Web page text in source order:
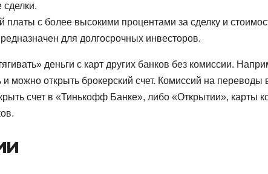
сделки.
с более высокими процентами за сделку и
для долгосрочных инвесторов.
деньги с карт других банков без комиссии.
можно открыть брокерский счет. Комиссий на переводы
счет в «Тинькофф Банке», либо «Открытии», карты